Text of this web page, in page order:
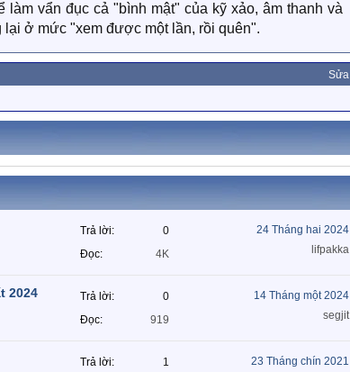
vẩn đục cả "bình mật" của kỹ xảo, âm thanh và
ở mức "xem được một lần, rồi quên".
Sửa
Trả lời
0
Đọc
4K
24 Tháng hai 2024
lifpakka
2024 Trả lời
0
Đọc
919
14 Tháng một 2024
segjit
Trả lời 1 23 Tháng chín 2021